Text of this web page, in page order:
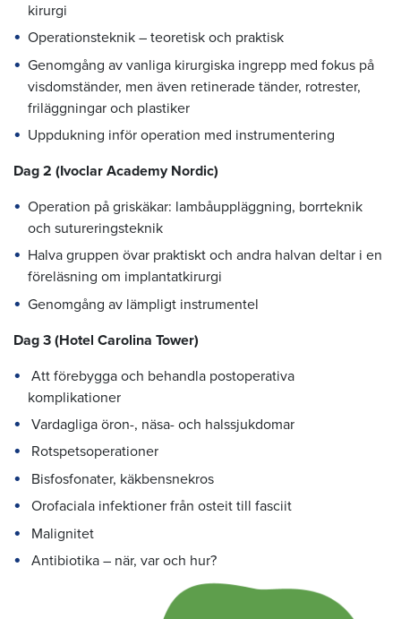
kirurgi
Operationsteknik – teoretisk och praktisk
Genomgång av vanliga kirurgiska ingrepp med fokus på
visdomständer, men även retinerade tänder, rotrester,
friläggningar och plastiker
Uppdukning inför operation med instrumentering
Dag 2 (Ivoclar Academy Nordic)
Operation på griskäkar: lambåuppläggning, borrteknik
och sutureringsteknik
Halva gruppen övar praktiskt och andra halvan deltar i en
föreläsning om implantatkirurgi
Genomgång av lämpligt instrumentel
Dag 3 (Hotel Carolina Tower)
Att förebygga och behandla postoperativa
komplikationer
Vardagliga öron-, näsa- och halssjukdomar
Rotspetsoperationer
Bisfosfonater, käkbensnekros
Orofaciala infektioner från osteit till fasciit
Malignitet
Antibiotika – när, var och hur?